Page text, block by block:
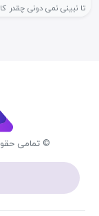
تا نبینی نمی دونی چقدر
© تمامی